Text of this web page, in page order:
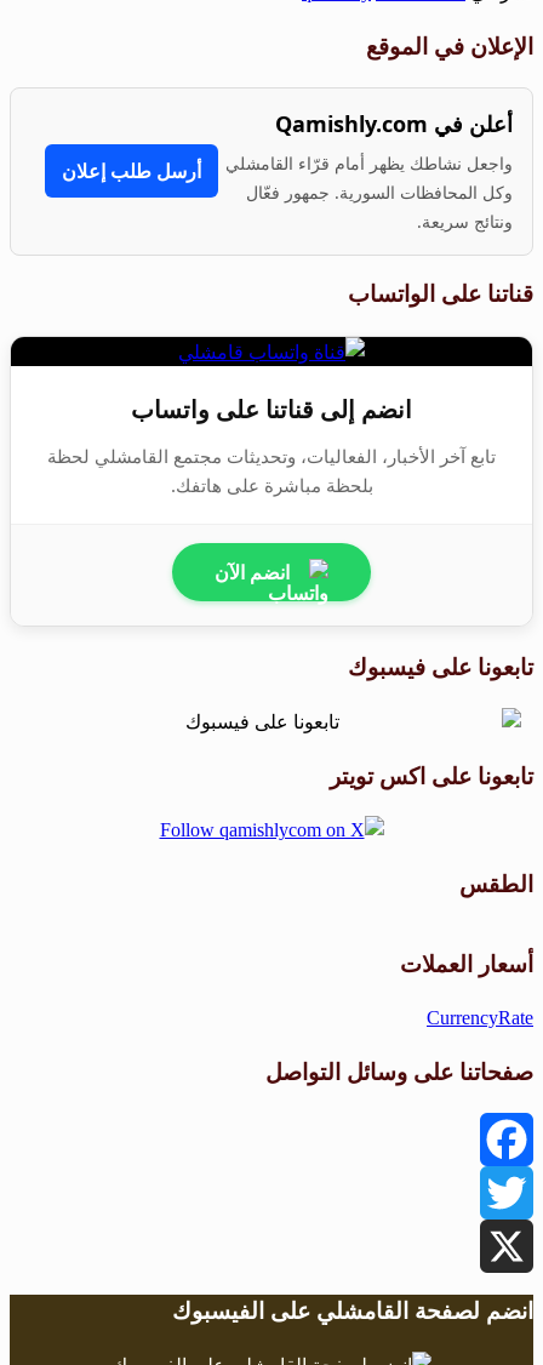
الإعلان في الموقع
أعلن في Qamishly.com
واجعل نشاطك يظهر أمام قرّاء القامشلي
وكل المحافظات السورية. جمهور فعّال
ونتائج سريعة.
أرسل طلب إعلان
قناتنا على الواتساب
انضم إلى قناتنا على واتساب
تابع آخر الأخبار، الفعاليات، وتحديثات مجتمع القامشلي لحظة
بلحظة مباشرة على هاتفك.
انضم الآن
تابعونا على فيسبوك
تابعونا على اكس تويتر
الطقس
أسعار العملات
CurrencyRate
صفحاتنا على وسائل التواصل
Facebook
Twitter
X
انضم لصفحة القامشلي على الفيسبوك